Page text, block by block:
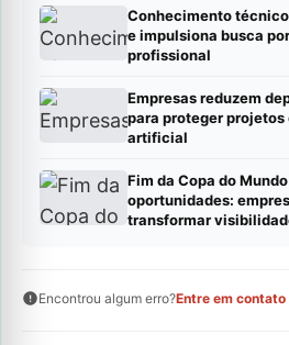
Conhecimento
e impulsiona busca
profissional
Empresas reduzem
para proteger
artificial
Fim da Copa do
oportunidades:
transformar
Encontrou algum erro?Entre em contato